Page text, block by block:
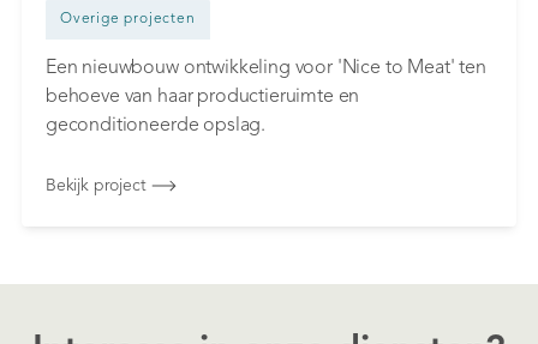
Overige projecten
Een nieuwbouw ontwikkeling voor 'Nice to Meat' ten
behoeve van haar productieruimte en
geconditioneerde opslag.‍
Bekijk project